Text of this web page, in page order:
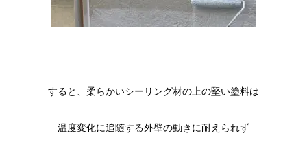
すると、柔らかいシーリング材の上の堅い塗料は
温度変化に追随する外壁の動きに耐えられず